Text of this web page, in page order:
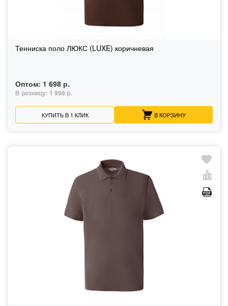
Тенниска поло ЛЮКС (LUXE) коричневая
Оптом: 1 698 р.
В розницу: 1 998 р.
КУПИТЬ В 1 КЛИК В КОРЗИНУ